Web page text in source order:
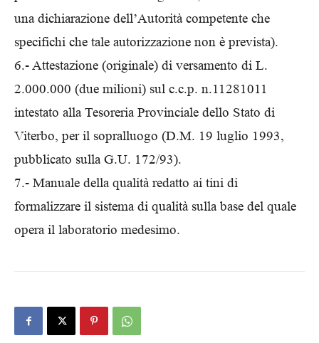
una dichiarazione dell’Autorità competente che
specifichi che tale autorizzazione non è prevista).
6.- Attestazione (originale) di versamento di L.
2.000.000 (due milioni) sul c.c.p. n.11281011
intestato alla Tesoreria Provinciale dello Stato di
Viterbo, per il sopralluogo (D.M. 19 luglio 1993,
pubblicato sulla G.U. 172/93).
7.- Manuale della qualità redatto ai tini di
formalizzare il sistema di qualità sulla base del quale
opera il laboratorio medesimo.